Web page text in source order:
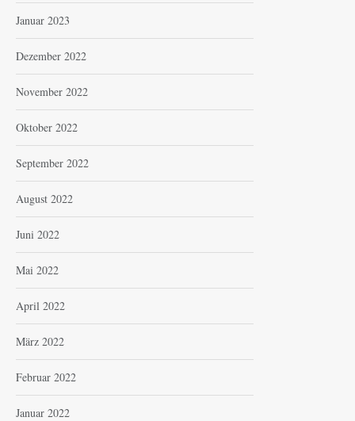
Januar 2023
Dezember 2022
November 2022
Oktober 2022
September 2022
August 2022
Juni 2022
Mai 2022
April 2022
März 2022
Februar 2022
Januar 2022